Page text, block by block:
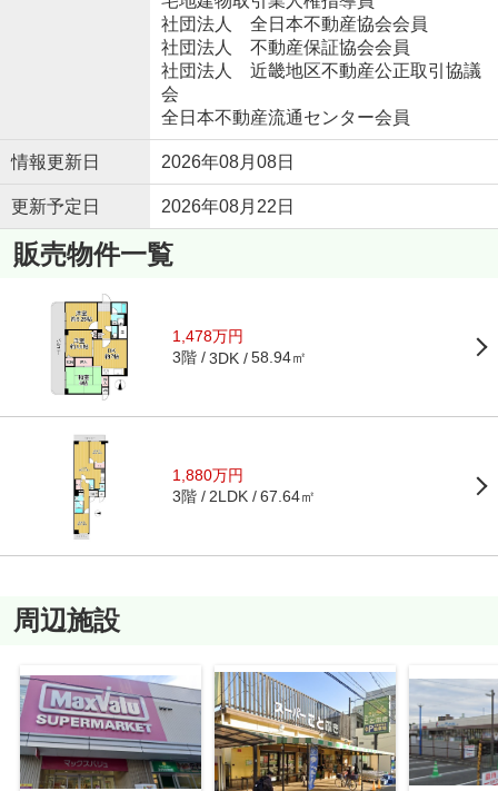
社団法人 全日本不動産協会会員
社団法人 不動産保証協会会員
社団法人 近畿地区不動産公正取引協議
会
全日本不動産流通センター会員
情報更新日 2026年08月08日
更新予定日 2026年08月22日
販売物件一覧
1,478万円
3階 3DK 58.94㎡
1,880万円
3階 2LDK 67.64㎡
周辺施設